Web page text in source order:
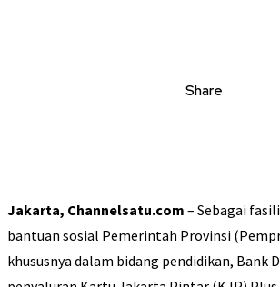
Share
Jakarta, Channelsatu.com – Sebagai
bantuan sosial Pemerintah Provinsi
khususnya dalam bidang pendidikan, Bank